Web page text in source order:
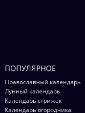
ПОПУЛЯРНОЕ
Православный календарь
Лунный календарь
Календарь стрижек
Календарь огородника